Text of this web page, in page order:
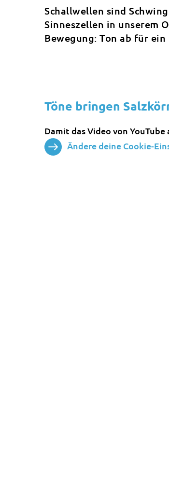
Schallwellen sind
Sinneszellen in unserem
Bewegung: Ton ab für
Töne bringen
Damit das Video von
Ändere deine Cookie-